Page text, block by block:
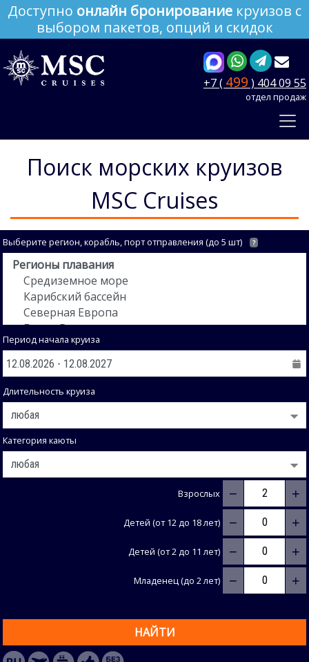
Доступно онлайн бронирование круизов с
выбором пакетов, опций и скидок
+7 ( 499 ) 404 09 55
отдел продаж
Поиск морских круизов
MSC Cruises
Выберите регион, корабль, порт отправления (до 5 шт) ?
Период начала круиза
Длительность круиза
Категория каюты
Взрослых − +
Детей (от 12 до 18 лет) − +
Детей (от 2 до 11 лет) − +
Младенец (до 2 лет) − +
НАЙТИ